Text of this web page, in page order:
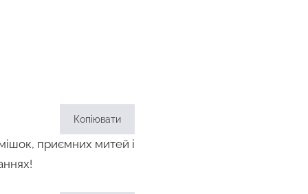
Копіювати
приємних митей і